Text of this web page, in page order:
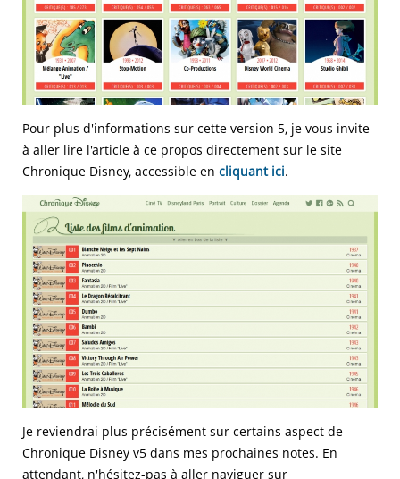
Pour plus d'informations sur cette version 5, je vous invite
à aller lire l'article à ce propos directement sur le site
Chronique Disney, accessible en cliquant ici.
Je reviendrai plus précisément sur certains aspect de
Chronique Disney v5 dans mes prochaines notes. En
attendant, n'hésitez-pas à aller naviguer sur